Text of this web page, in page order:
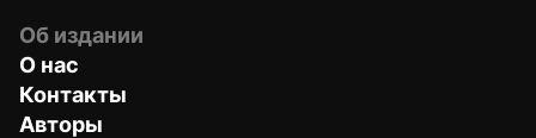
Об издании
О нас
Контакты
Авторы